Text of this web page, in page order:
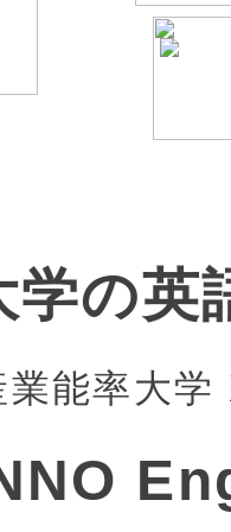
学の英
業能率大学